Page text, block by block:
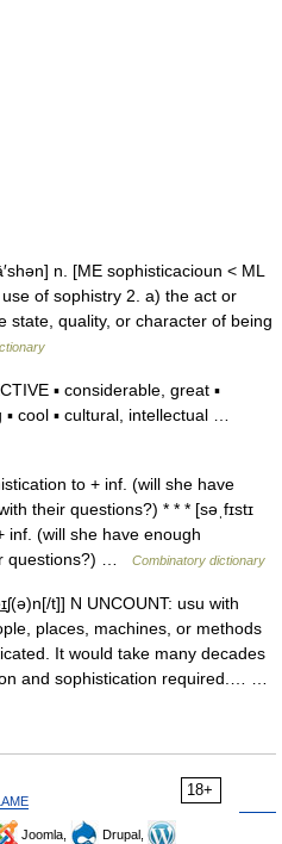
n. [ME sophisticacioun < ML
of sophistry 2. a) the act or
state, quality, or character of being
▪ considerable, great ▪
cool ▪ cultural, intellectual …
to + inf. (will she have
their questions?) * * * [səˌfɪstɪ
inf. (will she have enough
questions?) …
Combinatory dictionary
t]] N UNCOUNT: usu with
places, machines, or methods
It would take many decades
and sophistication required.… …
18+
Joomla,
Drupal,